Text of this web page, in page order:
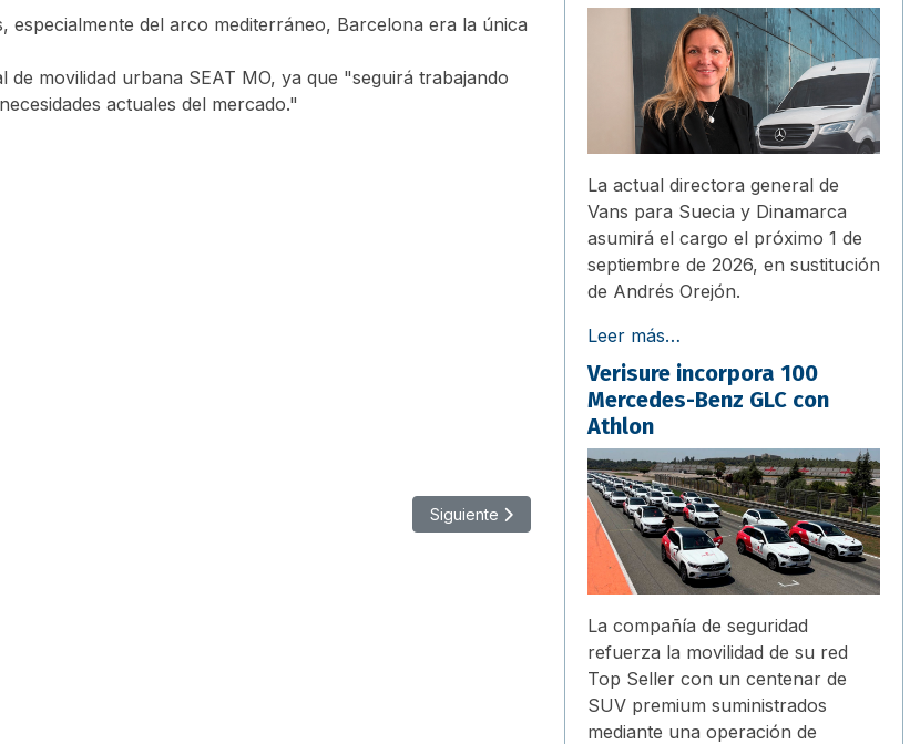
especialmente del arco mediterráneo, Barcelona era la única
movilidad urbana SEAT MO, ya que "seguirá trabajando
actuales del mercado."
Artículo siguiente: Endolla Barcelona empieza el año con 1.000
Siguiente
La actual directora general de
Vans para Suecia y Dinamarca
asumirá el cargo el próximo 1 de
septiembre de 2026, en sustitución
de Andrés Orejón.
Leer más…
Verisure incorpora 100
Mercedes-Benz GLC con
Athlon
La compañía de seguridad
refuerza la movilidad de su red
Top Seller con un centenar de
SUV premium suministrados
mediante una operación de